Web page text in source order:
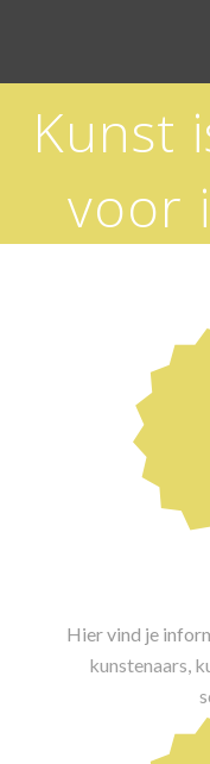
Kunst
voor
Hier vind je
kunstenaars,